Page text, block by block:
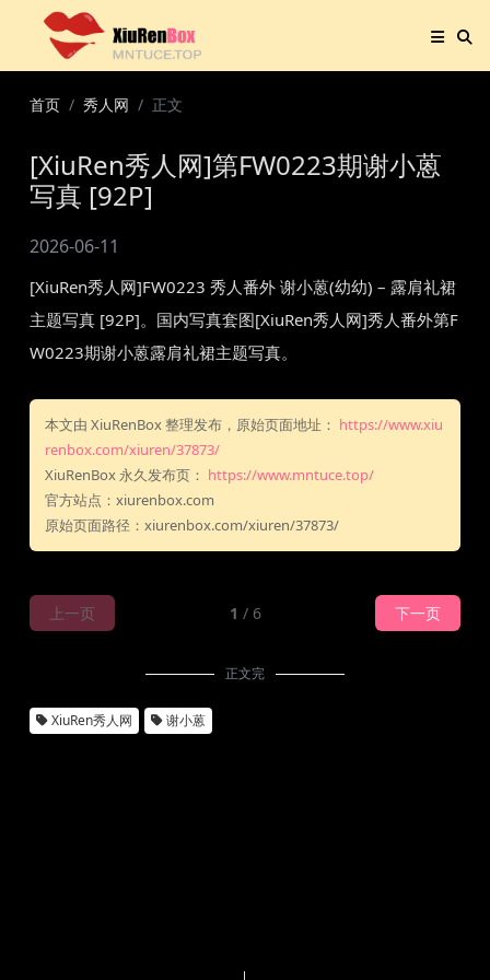
首页 秀人网 正文
[XiuRen秀人网]第FW0223期谢小蒽
写真 [92P]
2026-06-11
[XiuRen秀人网]FW0223 秀人番外 谢小蒽(幼幼) – 露肩礼裙
主题写真 [92P]。国内写真套图[XiuRen秀人网]秀人番外第F
W0223期谢小蒽露肩礼裙主题写真。
本文由 XiuRenBox 整理发布，原始页面地址： https://www.xiu
renbox.com/xiuren/37873/
XiuRenBox 永久发布页： https://www.mntuce.top/
官方站点：xiurenbox.com
原始页面路径：xiurenbox.com/xiuren/37873/
上一页 1 / 6 下一页
正文完
XiuRen秀人网 谢小蒽